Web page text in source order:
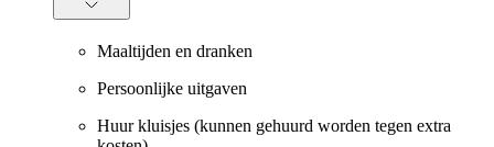
Maaltijden en dranken
Persoonlijke uitgaven
Huur kluisjes (kunnen gehuurd worden tegen extra